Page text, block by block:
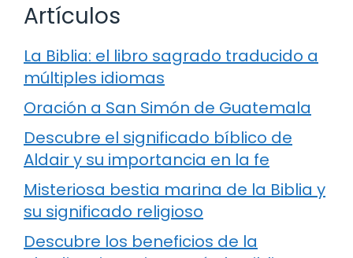
Artículos
La Biblia: el libro sagrado traducido a
múltiples idiomas
Oración a San Simón de Guatemala
Descubre el significado bíblico de
Aldair y su importancia en la fe
Misteriosa bestia marina de la Biblia y
su significado religioso
Descubre los beneficios de la